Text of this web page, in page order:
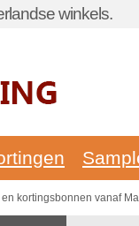
winkels.
kortingsbonnen vanaf